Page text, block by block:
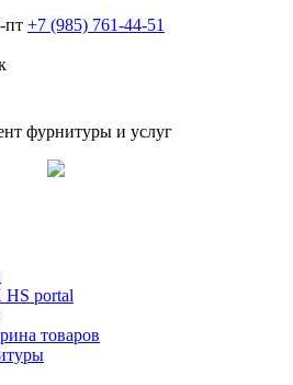
пт +7 (985) 761-44-51
фурнитуры и услуг
HS portal
товаров